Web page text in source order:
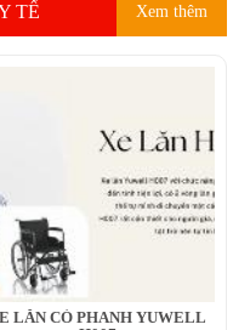
TẾ Xem thêm
LĂN CÓ PHANH YUWELL